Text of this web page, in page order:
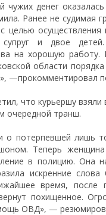
чужих денег
Ранее не судимая
целью осуществления
супруг и двое
на хорошую
области
—прокомментировал
что курьершу
очередной транш.
о потерпевшей лишь
Теперь
в полицию. Она
искренние
время, после
похищенное.
ОВД», —